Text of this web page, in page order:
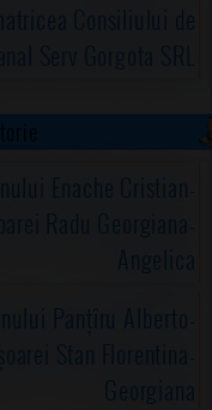
Consiliului de
Serv Gorgota SRL
Enache Cristian-
Radu Georgiana-
Angelica
Panțîru Alberto-
Stan Florentina-
Georgiana